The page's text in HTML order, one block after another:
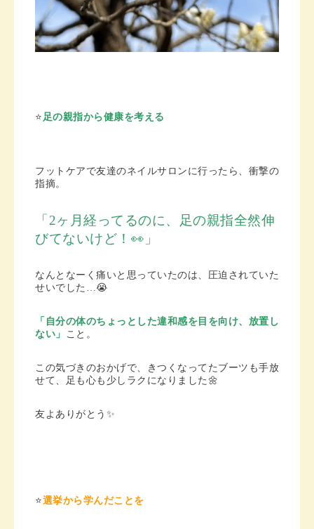
⭐️ 足の親指から健康を考える
フットケアで友達のネイルサロンに行ったら、衝撃の
指摘。
「2ヶ月経ってるのに、足の親指全然伸
びてないけど！👀」
なんとなーく痛いと思っていたのは、圧迫されていた
せいでした…😭
「自分の体のちょっとした違和感を目を向け、放置し
ない」 こと。
この気づきのおかげで、きつくなってたブーツも手放
せて、足も心も少しラクになりました🌼
友よありがとう✨
⭐️選挙から学んだことを